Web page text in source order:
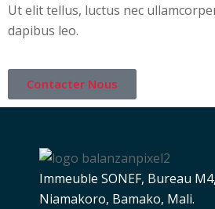
Ut elit tellus, luctus nec
dapibus leo.
Contacter Nous
Immeuble SONEF, Bureau
Niamakoro, Bamako, Mali.